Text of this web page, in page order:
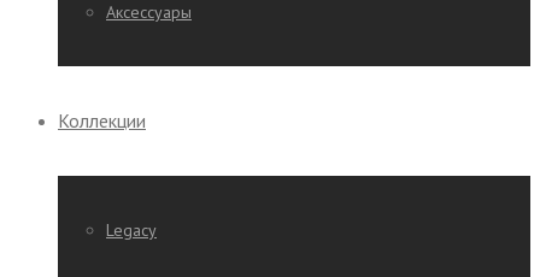
Аксессуары
Коллекции
Legacy